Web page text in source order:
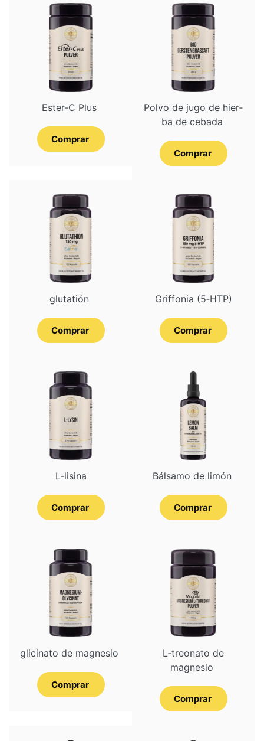
Ester‑C Plus
Comprar
Pol­vo de jugo de hier­
ba de cebada
Comprar
glutatión
Comprar
Grif­fo­nia (5‑HTP)
Comprar
L‑lisina
Comprar
Bál­sa­mo de limón
Comprar
gli­ci­na­to de magnesio
Comprar
L‑treonato de
magnesio
Comprar